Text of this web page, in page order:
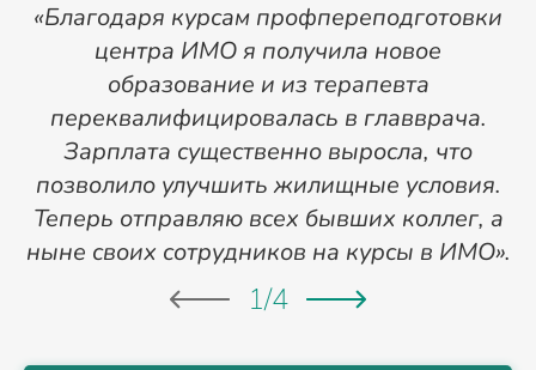
«Благодаря курсам профпереподготовки
центра ИМО я получила новое
образование и из терапевта
переквалифицировалась в главврача.
Зарплата существенно выросла, что
позволило улучшить жилищные условия.
Теперь отправляю всех бывших коллег, а
ныне своих сотрудников на курсы в ИМО».
1/4